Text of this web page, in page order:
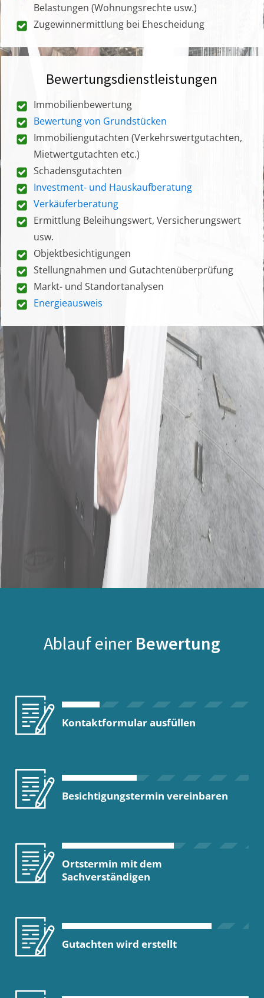
Belastungen (Wohnungsrechte usw.)
Zugewinnermittlung bei Ehescheidung
Bewertungsdienstleistungen
Immobilienbewertung
Bewertung von Grundstücken
Immobiliengutachten (Verkehrswertgutachten,
Mietwertgutachten etc.)
Schadensgutachten
Investment- und Hauskaufberatung
Verkäuferberatung
Ermittlung Beleihungswert, Versicherungswert
usw.
Objektbesichtigungen
Stellungnahmen und Gutachtenüberprüfung
Markt- und Standortanalysen
Energieausweis
Ablauf einer Bewertung
Kontaktformular ausfüllen
Besichtigungstermin vereinbaren
Ortstermin mit dem
Sachverständigen
Gutachten wird erstellt